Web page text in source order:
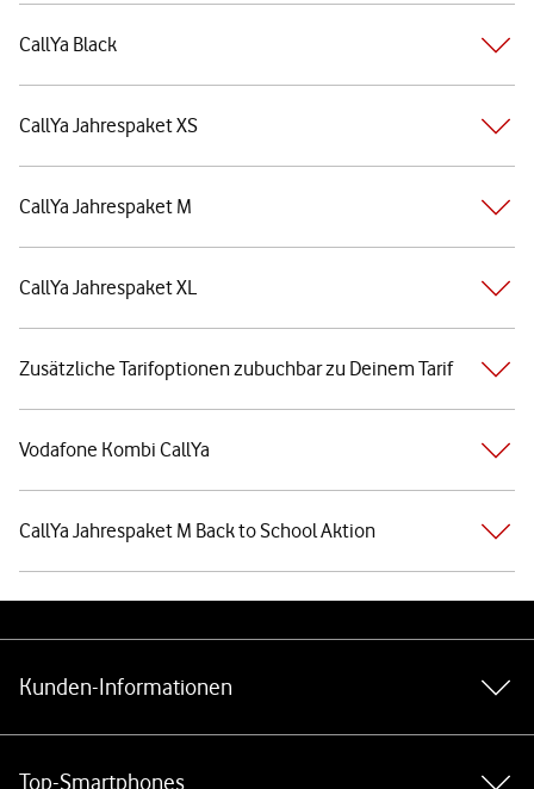
CallYa Black
CallYa Jahrespaket XS
CallYa Jahrespaket M
CallYa Jahrespaket XL
Zusätzliche Tarifoptionen zubuchbar zu Deinem Tarif
Vodafone Kombi CallYa
CallYa Jahrespaket M Back to School Aktion
Kunden-Informationen
Top-Smartphones